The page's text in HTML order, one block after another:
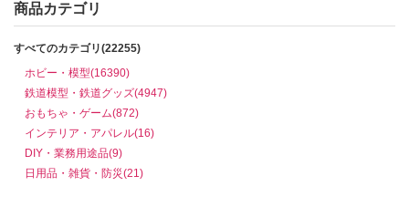
商品カテゴリ
すべてのカテゴリ(22255)
ホビー・模型(16390)
鉄道模型・鉄道グッズ(4947)
おもちゃ・ゲーム(872)
インテリア・アパレル(16)
DIY・業務用途品(9)
日用品・雑貨・防災(21)